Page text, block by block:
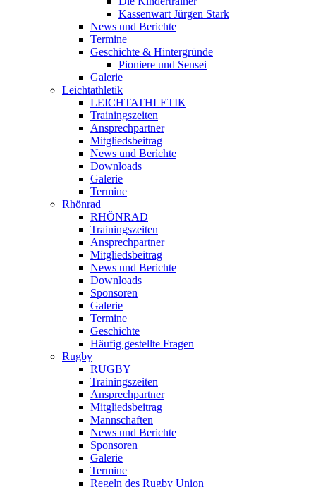
Kassenwart Jürgen Stark
News und Berichte
Termine
Geschichte & Hintergründe
Pioniere und Sensei
Galerie
Leichtathletik
LEICHTATHLETIK
Trainingszeiten
Ansprechpartner
Mitgliedsbeitrag
News und Berichte
Downloads
Galerie
Termine
Rhönrad
RHÖNRAD
Trainingszeiten
Ansprechpartner
Mitgliedsbeitrag
News und Berichte
Downloads
Sponsoren
Galerie
Termine
Geschichte
Häufig gestellte Fragen
Rugby
RUGBY
Trainingszeiten
Ansprechpartner
Mitgliedsbeitrag
Mannschaften
News und Berichte
Sponsoren
Galerie
Termine
Regeln des Rugby Union